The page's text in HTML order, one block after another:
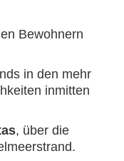
Bewohnern
in den mehr
inmitten
, über die